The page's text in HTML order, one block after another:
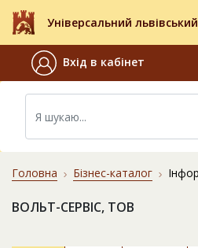
Універсальний
Вхід в кабінет
Головна Бізнес-каталог
ВОЛЬТ-СЕРВІС, ТОВ